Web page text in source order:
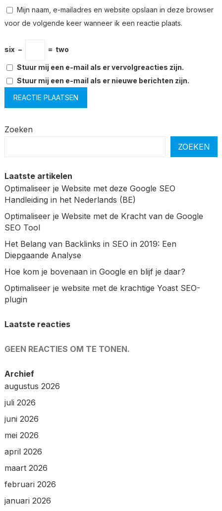
Mijn naam, e-mailadres en website opslaan in deze browser
voor de volgende keer wanneer ik een reactie plaats.
six − = two
Stuur mij een e-mail als er vervolgreacties zijn.
Stuur mij een e-mail als er nieuwe berichten zijn.
Zoeken
ZOEKEN
Laatste artikelen
Optimaliseer je Website met deze Google SEO
Handleiding in het Nederlands (BE)
Optimaliseer je Website met de Kracht van de Google
SEO Tool
Het Belang van Backlinks in SEO in 2019: Een
Diepgaande Analyse
Hoe kom je bovenaan in Google en blijf je daar?
Optimaliseer je website met de krachtige Yoast SEO-
plugin
Laatste reacties
GEEN REACTIES OM TE TONEN.
Archief
augustus 2026
juli 2026
juni 2026
mei 2026
april 2026
maart 2026
februari 2026
januari 2026